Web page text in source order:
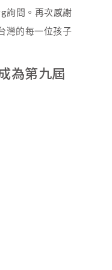
詢問。再次感謝
灣的每一位孩子
為第九屆